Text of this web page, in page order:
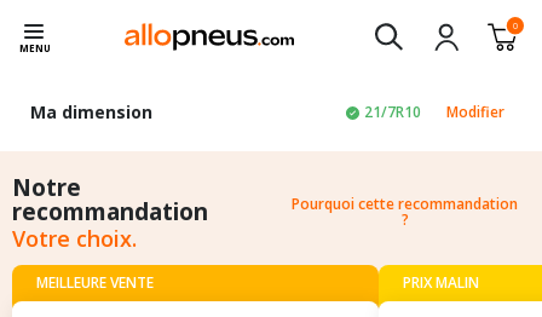
MENU
0
Ma dimension 21/7R10 Modifier
Notre
recommandation
Votre choix.
Pourquoi cette recommandation
?
MEILLEURE VENTE PRIX MALIN